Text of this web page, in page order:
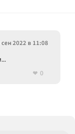
сен 2022 в 11:08
0